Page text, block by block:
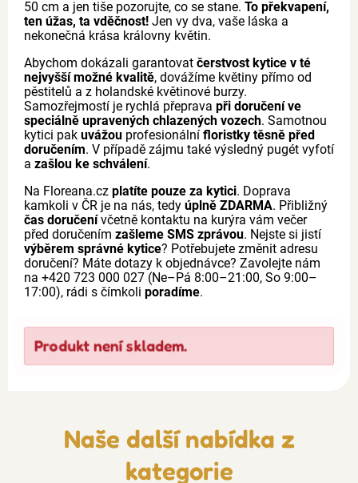
50 cm a jen tiše pozorujte, co se stane. To překvapení,
ten úžas, ta vděčnost! Jen vy dva, vaše láska a
nekonečná krása královny květin.
Abychom dokázali garantovat čerstvost kytice v té
nejvyšší možné kvalitě, dovážíme květiny přímo od
pěstitelů a z holandské květinové burzy.
Samozřejmostí je rychlá přeprava při doručení ve
speciálně upravených chlazených vozech. Samotnou
kytici pak uvážou profesionální floristky těsně před
doručením. V případě zájmu také výsledný pugét vyfotí
a zašlou ke schválení.
Na Floreana.cz platíte pouze za kytici. Doprava
kamkoli v ČR je na nás, tedy úplně ZDARMA. Přibližný
čas doručenívčetně kontaktu na kurýra vám večer
před doručením zašleme SMS zprávou. Nejste si jistí
výběrem správné kytice? Potřebujete změnit adresu
doručení? Máte dotazy k objednávce? Zavolejte nám
na +420 723 000 027 (Ne–Pá 8:00–21:00, So 9:00–
17:00), rádi s čímkoli poradíme.
Produkt není skladem.
Naše další nabídka z
kategorie